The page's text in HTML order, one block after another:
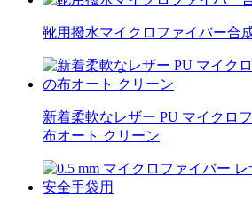
靴用撥水マイクロファイバー合
新着柔軟なレザー PU マイクロ
布オート クリーン